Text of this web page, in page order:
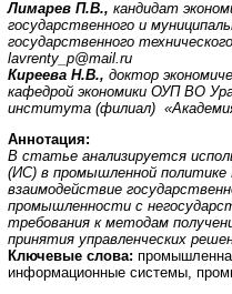
Лимарев П.В., кандидат
государственного и
государственного
lavrenty_p@mail.ru
Киреева Н.В., доктор
кафедрой экономики ОУП ВО
института (филиал)
Аннотация:
В статье анализируется
(ИС) в промышленной политике
взаимодействие
промышленности с
требования к методам
принятия управленческих
Ключевые слова:
информационные системы,